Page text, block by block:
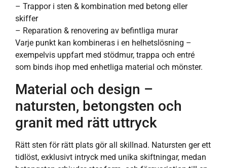
– Trappor i sten & kombination med betong eller
skiffer
– Reparation & renovering av befintliga murar
Varje punkt kan kombineras i en helhetslösning –
exempelvis uppfart med stödmur, trappa och entré
som binds ihop med enhetliga material och mönster.
Material och design –
natursten, betongsten och
granit med rätt uttryck
Rätt sten för rätt plats gör all skillnad. Natursten ger ett
tidlöst, exklusivt intryck med unika skiftningar, medan